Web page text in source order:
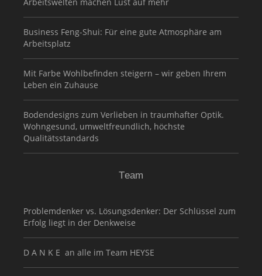
Business Feng-Shui: Für eine gute Atmosphäre am
Arbeitsplatz
Mit Farbe Wohlbefinden steigern – wir geben Ihrem
Leben ein Zuhause
Bodendesigns zum Verlieben in traumhafter Optik.
Wohngesund, umweltfreundlich, höchste
Qualitätsstandards
Team
Problemdenker vs. Lösungsdenker: Der Schlüssel zum
Erfolg liegt in der Denkweise
D A N K E an alle im Team HEYSE